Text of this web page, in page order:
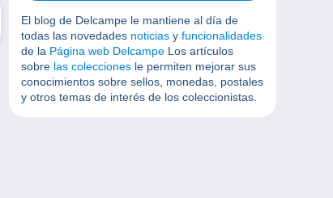
El blog de Delcampe le mantiene al día de
todas las novedades noticias y funcionalidades
de la Página web Delcampe Los artículos
sobre las colecciones le permiten mejorar sus
conocimientos sobre sellos, monedas, postales
y otros temas de interés de los coleccionistas.